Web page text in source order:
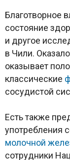
Благотворное
состояние
и другое
в Чили.
оказывает
классические
сосудистой
Есть также
употребления
молочной
сотрудники